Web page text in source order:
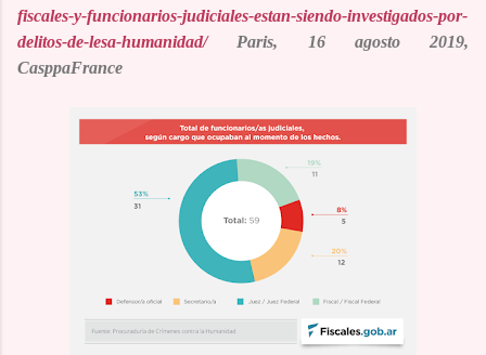
fiscales-y-funcionarios-judiciales-estan-siendo-investigados-por-
delitos-de-lesa-humanidad/Paris, 16 agosto 2019,
CasppaFrance